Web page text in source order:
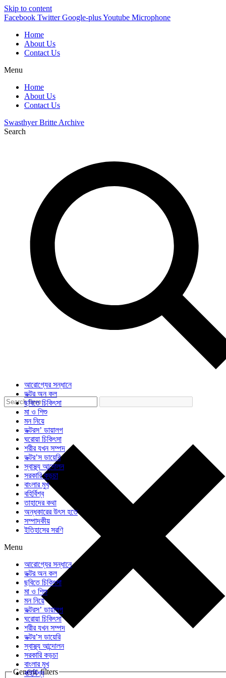
Skip to content
Facebook Twitter Google-plusYoutube Microphone
Home
About Us
Contact Us
Menu
Home
About Us
Contact Us
Swasthyer Britte Archive
Search
Generic filters
আরোগ্যের সন্ধানে
ডক্টর অন কল
ছবিতে চিকিৎসা
মা ও শিশু
মন নিয়ে
ডক্টরস’ ডায়ালগ
ঘরোয়া চিকিৎসা
শরীর যখন সম্পদ
ডক্টর’স ডায়েরি
স্বাস্থ্য আন্দোলন
সরকারি কড়চা
বাংলার মুখ
বহির্বিশ্ব
তাহাদের কথা
অন্ধকারের উৎস হতে
সম্পাদকীয়
ইতিহাসের সরণি
Menu
আরোগ্যের সন্ধানে
ডক্টর অন কল
ছবিতে চিকিৎসা
মা ও শিশু
মন নিয়ে
ডক্টরস’ ডায়ালগ
ঘরোয়া চিকিৎসা
শরীর যখন সম্পদ
ডক্টর’স ডায়েরি
স্বাস্থ্য আন্দোলন
সরকারি কড়চা
বাংলার মুখ
বহির্বিশ্ব